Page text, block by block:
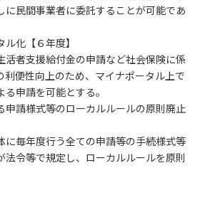
に民間事業者に委託することが可能であ
化【６年度】
活者支援給付金の申請など社会保険に係
利便性向上のため、マイナポータル上で
申請を可能とする。
請様式等のローカルルールの原則廃止
に毎年度行う全ての申請等の手続様式等
法令等で規定し、ローカルルールを原則